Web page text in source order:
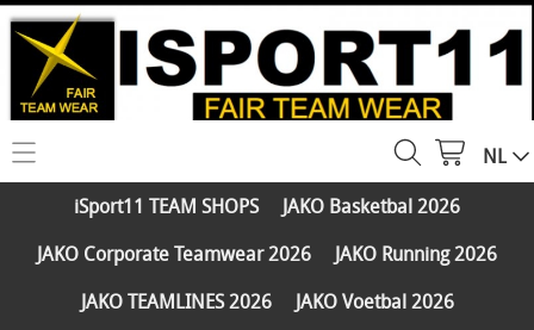
HOME
WEBSHOP
NL
iSport11 TEAM SHOPS
JAKO Basketbal 2026
JAKO Corporate Teamwear 2026
JAKO Running 2026
JAKO TEAMLINES 2026
JAKO Voetbal 2026